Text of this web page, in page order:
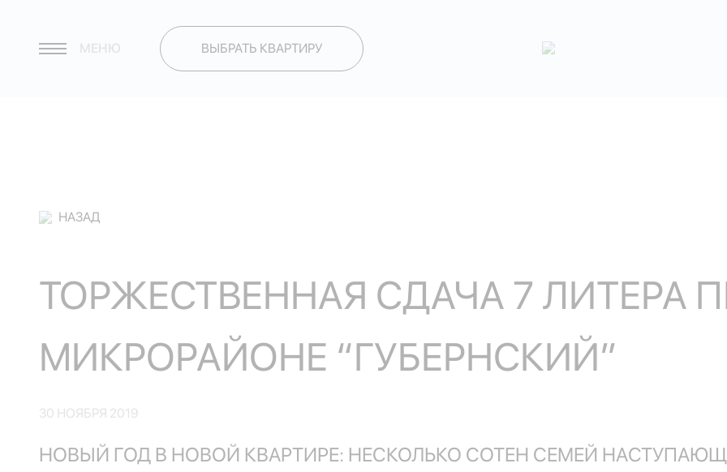
МЕНЮ ВЫБРАТЬ КВАРТИРУ
НАЗАД
ТОРЖЕСТВЕННАЯ СДАЧА 7 ЛИТЕРА
МИКРОРАЙОНЕ “ГУБЕРНСКИЙ”
30 НОЯБРЯ 2019
НОВЫЙ ГОД В НОВОЙ КВАРТИРЕ: НЕСКОЛЬКО СОТЕН СЕМЕЙ